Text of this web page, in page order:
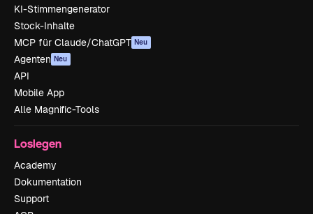
KI-Stimmengenerator
Stock-Inhalte
MCP für Claude/ChatGPT Neu
Agenten Neu
API
Mobile App
Alle Magnific-Tools
Loslegen
Academy
Dokumentation
Support